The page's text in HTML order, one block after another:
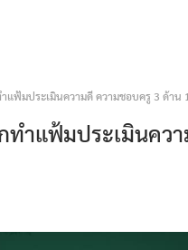
แฟ้มประเมินความดี ความชอบครู 3 ด้าน
ทำแฟ้มประเมินคว